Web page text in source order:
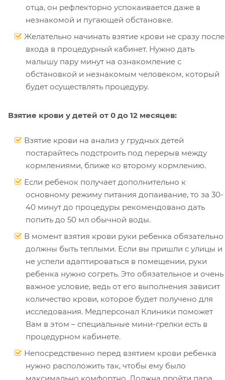
отца, он рефлекторно успокаивается даже в
незнакомой и пугающей обстановке.
Желательно начинать взятие крови не сразу после
входа в процедурный кабинет. Нужно дать
малышу пару минут на ознакомление с
обстановкой и незнакомым человеком, который
будет осуществлять процедуру.
Взятие крови у детей от 0 до 12 месяцев:
Взятие крови на анализ у грудных детей
постарайтесь подстроить под перерыв между
кормлениями, ближе ко второму кормлению.
Если ребенок получает дополнительно к
основному режиму питания допаивание, то за 30-
40 минут до процедуры рекомендовано дать
попить до 50 мл обычной воды.
В момент взятия крови руки ребенка обязательно
должны быть теплыми. Если вы пришли с улицы и
не успели адаптироваться в помещении, руки
ребенка нужно согреть. Это обязательное и очень
важное условие, ведь от его выполнения зависит
количество крови, которое будет получено для
исследования. Медперсонал Клиники поможет
Вам в этом – специальные мини-грелки есть в
процедурном кабинете.
Непосредственно перед взятием крови ребенка
нужно расположить так, чтобы ему было